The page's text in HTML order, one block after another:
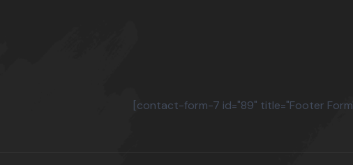
[contact-form-7 id="89" title="Footer